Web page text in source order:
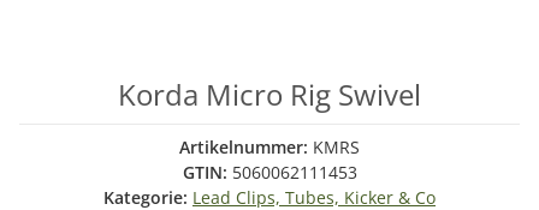
Korda Micro Rig Swivel
Artikelnummer: KMRS
GTIN: 5060062111453
Kategorie: Lead Clips, Tubes, Kicker & Co